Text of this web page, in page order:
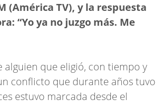
(América TV), y la respuesta
“Yo ya no juzgo más. Me
que eligió, con tiempo y
conflicto que durante años tuvo
estuvo marcada desde el